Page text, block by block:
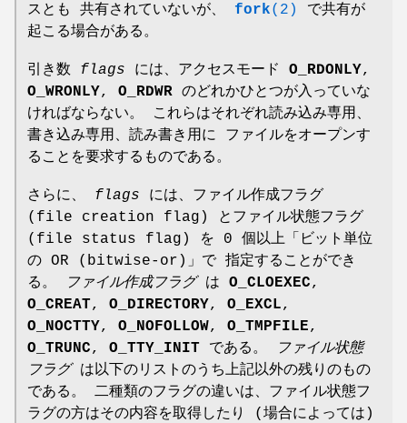
スとも 共有されていないが、 fork(2)
で共有が
起こる場合がある。
引き数 flags には、アクセスモード O_RDONLY,
O_WRONLY, O_RDWR のどれかひとつが入っていな
ければならない。 これらはそれぞれ読み込み専用、
書き込み専用、読み書き用に ファイルをオープンす
ることを要求するものである。
さらに、 flags には、ファイル作成フラグ
(file creation flag) とファイル状態フラグ
(file status flag) を 0 個以上「ビット単位
の OR (bitwise-or)」で 指定することができ
る。
ファイル作成フラグは O_CLOEXEC,
O_CREAT, O_DIRECTORY, O_EXCL,
O_NOCTTY, O_NOFOLLOW, O_TMPFILE,
O_TRUNC, O_TTY_INIT である。
ファイル状態
フラグは以下のリストのうち上記以外の残りのもの
である。 二種類のフラグの違いは、ファイル状態フ
ラグの方はその内容を取得したり (場合によっては)